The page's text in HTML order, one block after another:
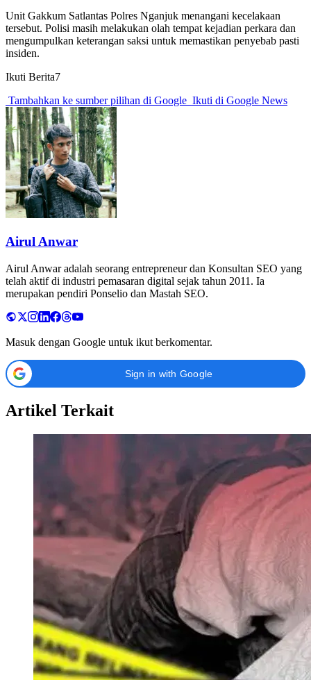
Unit Gakkum Satlantas Polres Nganjuk menangani kecelakaan
tersebut. Polisi masih melakukan olah tempat kejadian perkara dan
mengumpulkan keterangan saksi untuk memastikan penyebab pasti
insiden.
Ikuti Berita7
Tambahkan ke sumber pilihan di Google Ikuti di Google News
Airul Anwar
Airul Anwar adalah seorang entrepreneur dan Konsultan SEO yang
telah aktif di industri pemasaran digital sejak tahun 2011. Ia
merupakan pendiri Ponselio dan Mastah SEO.
Masuk dengan Google untuk ikut berkomentar.
Sign in with Google
Artikel Terkait